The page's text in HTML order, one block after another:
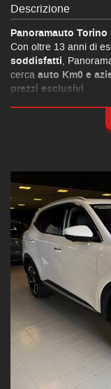
Descrizione
Panoramauto Torino
Con oltre 13 anni di
soddisfatti,
cerca auto Km0 e
prezzi esclusivi
grazie alle
Manutenzione
per garantirti massima
Servizio carrozzeria
360°.
Mg HS 1.5 t Luxury
accessori :
TETTO APRIBILE
CERCHI IN LEGA 19
INTERNI SPORTIVI
SEDILI ANTERIORI
TELECAMERA
SENSORI
VETRI PRIVACY
APP CONNECT
CRUISE CONTROL
NAVIGATORE